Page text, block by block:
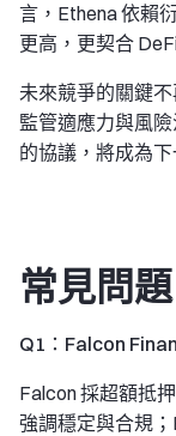
言，Ethena 依賴
更高，更契合
未來競爭的關鍵
監管適應力與風
的協議，將成為
常見問題
Q1：Falcon
Falcon 採超額抵
強調穩定與合規